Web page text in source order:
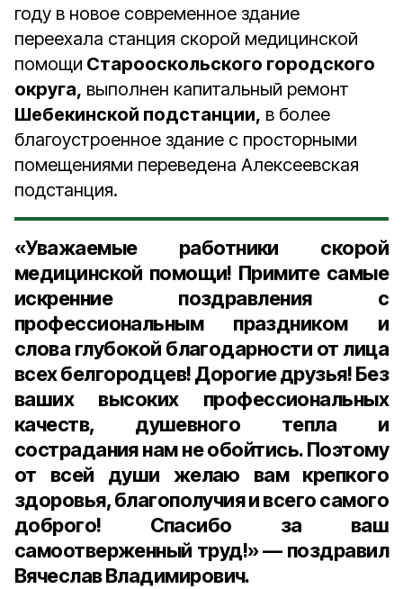
году в новое современное здание
переехала станция скорой медицинской
помощи Старооскольского городского
округа, выполнен капитальный ремонт
Шебекинской подстанции, в более
благоустроенное здание с просторными
помещениями переведена Алексеевская
подстанция.
«Уважаемые работники скорой
медицинской помощи! Примите самые
искренние поздравления с
профессиональным праздником и
слова глубокой благодарности от лица
всех белгородцев! Дорогие друзья! Без
ваших высоких профессиональных
качеств, душевного тепла и
сострадания нам не обойтись. Поэтому
от всей души желаю вам крепкого
здоровья, благополучия и всего самого
доброго! Спасибо за ваш
самоотверженный труд!» — поздравил
Вячеслав Владимирович.